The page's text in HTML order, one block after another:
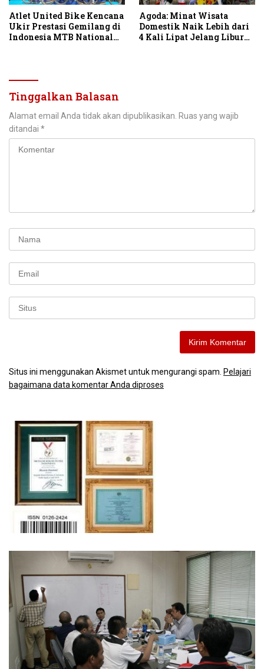
Atlet United Bike Kencana
Ukir Prestasi Gemilang di
Indonesia MTB National
Agoda: Minat Wisata
Domestik Naik Lebih dari
4 Kali Lipat Jelang Libur
Tinggalkan Balasan
Alamat email Anda tidak akan dipublikasikan. Ruas yang wajib
ditandai *
Situs ini menggunakan Akismet untuk mengurangi spam. Pelajari
bagaimana data komentar Anda diproses